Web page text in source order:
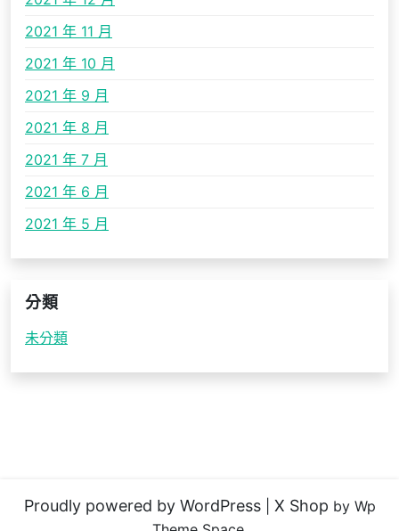
2021 年 11 月
2021 年 10 月
2021 年 9 月
2021 年 8 月
2021 年 7 月
2021 年 6 月
2021 年 5 月
分類
未分類
Proudly powered by WordPress X Shop by Wp